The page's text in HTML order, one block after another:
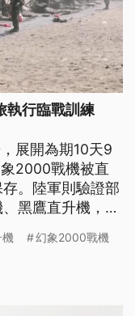
執行臨戰訓練
展開為期10天9
2000戰機被直
。陸軍則驗證部
黑鷹直升機，載
，美方援助的
幻象2000戰機